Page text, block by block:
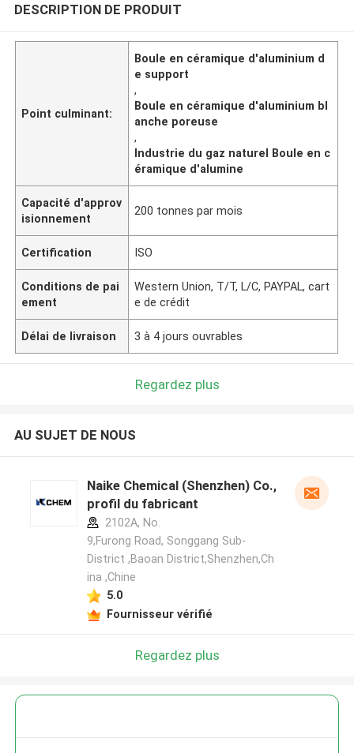
DESCRIPTION DE PRODUIT
Point culminant:
Boule en céramique d'aluminium d
e support
,
Boule en céramique d'aluminium bl
anche poreuse
,
Industrie du gaz naturel Boule en c
éramique d'alumine
Capacité d'approv
isionnement
200 tonnes par mois
Certification ISO
Conditions de pai
ement
Western Union, T/T, L/C, PAYPAL, cart
e de crédit
Délai de livraison 3 à 4 jours ouvrables
Regardez plus
AU SUJET DE NOUS
Naike Chemical (Shenzhen) Co., Ltd
profil du fabricant
2102A, No.
9,Furong Road, Songgang Sub-
District ,Baoan District,Shenzhen,Ch
ina ,Chine
5.0
Fournisseur vérifié
Regardez plus